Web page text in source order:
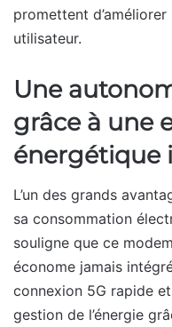
promettent
utilisateur.
Une
grâce à une
énergétique
L’un des grands
sa consommation
souligne que ce
économe jamais
connexion 5G rapide
gestion de l’énergie